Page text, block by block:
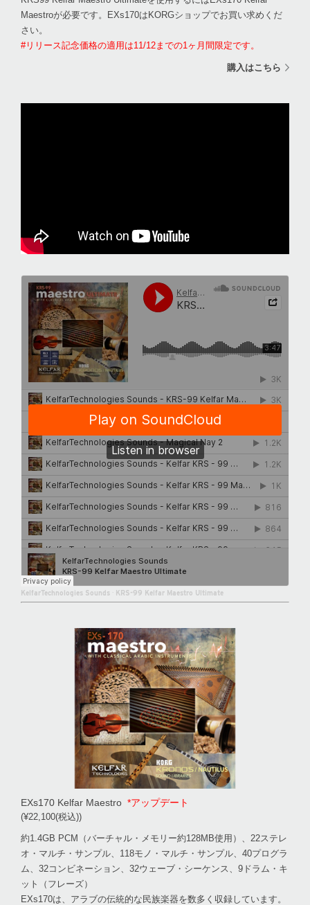
Maestroが必要です。EXs170はKORGショップでお買い求めくだ
さい。
#リリース記念価格の適用は11/12までの1ヶ月間限定です。
購入はこちら
KelfarTechnologies Sounds KRS-99 Kelfar Maestro Ultimate
EXs170 Kelfar Maestro *アップデート
(¥22,100(税込))
約1.4GB PCM（バーチャル・メモリー約128MB使用）、22ステレ
オ・マルチ・サンプル、118モノ・マルチ・サンプル、40プログラ
ム、32コンビネーション、32ウェーブ・シーケンス、9ドラム・キ
ット（フレーズ）
EXs170は、アラブの伝統的な民族楽器を数多く収録しています。